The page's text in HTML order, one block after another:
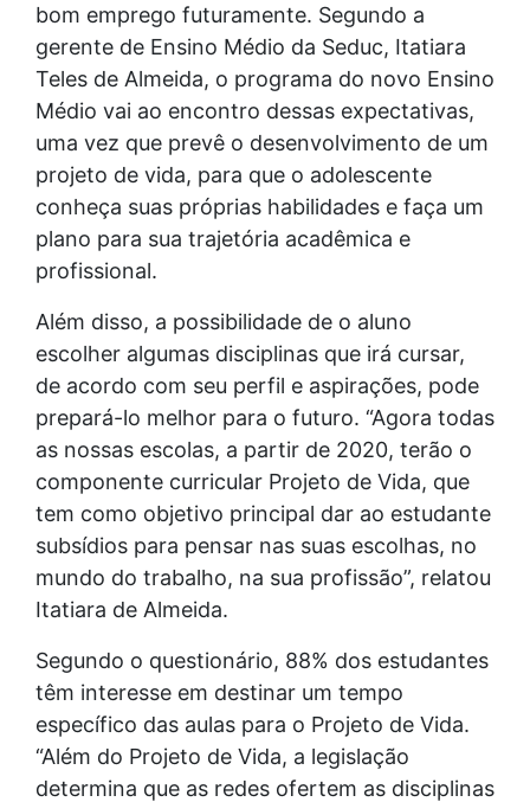
bom emprego futuramente. Segundo a
gerente de Ensino Médio da Seduc, Itatiara
Teles de Almeida, o programa do novo Ensino
Médio vai ao encontro dessas expectativas,
uma vez que prevê o desenvolvimento de um
projeto de vida, para que o adolescente
conheça suas próprias habilidades e faça um
plano para sua trajetória acadêmica e
profissional.
Além disso, a possibilidade de o aluno
escolher algumas disciplinas que irá cursar,
de acordo com seu perfil e aspirações, pode
prepará-lo melhor para o futuro. “Agora todas
as nossas escolas, a partir de 2020, terão o
componente curricular Projeto de Vida, que
tem como objetivo principal dar ao estudante
subsídios para pensar nas suas escolhas, no
mundo do trabalho, na sua profissão”, relatou
Itatiara de Almeida.
Segundo o questionário, 88% dos estudantes
têm interesse em destinar um tempo
específico das aulas para o Projeto de Vida.
“Além do Projeto de Vida, a legislação
determina que as redes ofertem as disciplinas